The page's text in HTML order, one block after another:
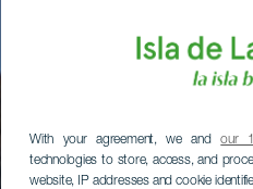
With your agreement, we andour
technologies to store, access, and
website, IP addresses and cookie